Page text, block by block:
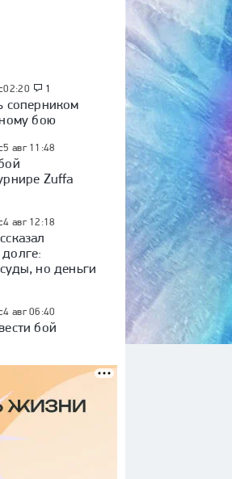
02:20 1
соперником
бою
5 авг 11:48
Zuffa
4 авг 12:18
но деньги
4 авг 06:40
бой